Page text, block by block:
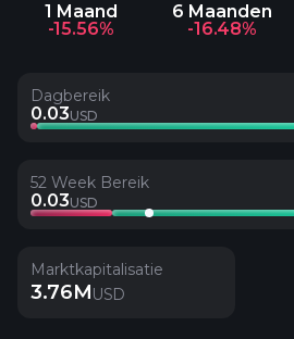
1 Maand
-15.56%
6 Maanden
-16.48%
Dagbereik
0.03USD
52 Week Bereik
0.03USD
Marktkapitalisatie
3.76MUSD